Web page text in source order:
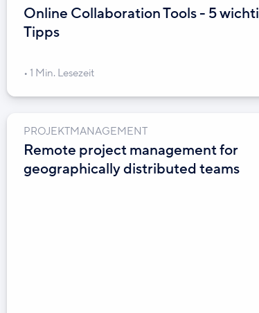
Online Collaboration Tools - 5
Tipps
1 Min. Lesezeit
PROJEKTMANAGEMENT
Remote project management for
geographically distributed teams